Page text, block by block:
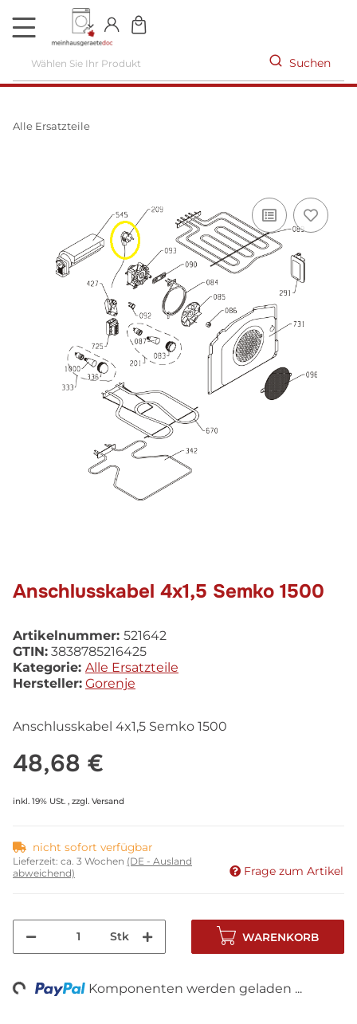
DE
Suchen
Alle Ersatzteile
Anschlusskabel 4x1,5 Semko 1500
Artikelnummer: 521642
GTIN: 3838785216425
Kategorie: Alle Ersatzteile
Hersteller: Gorenje
Anschlusskabel 4x1,5 Semko 1500
48,68 €
inkl. 19% USt. , zzgl. Versand
nicht sofort verfügbar
Lieferzeit: ca. 3 Wochen (DE - Ausland
abweichend)
Frage zum Artikel
Stk WARENKORB
Komponenten werden geladen ...